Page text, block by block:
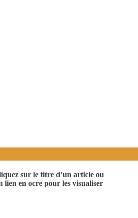
sur le titre d’un article ou
lien en ocre pour les visualiser